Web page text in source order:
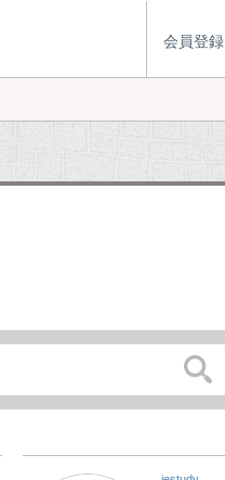
会員登録